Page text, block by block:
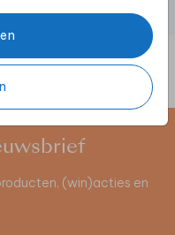
(win)acties en